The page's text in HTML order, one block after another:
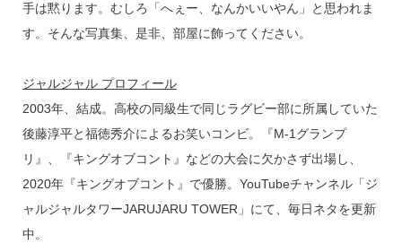
手は黙ります。むしろ「へぇー、なんかいいやん」と思われま
す。そんな写真集、是非、部屋に飾ってください。
ジャルジャル プロフィール
2003年、結成。高校の同級生で同じラグビー部に所属していた
後藤淳平と福徳秀介によるお笑いコンビ。『M-1グランプ
リ』、『キングオブコント』などの大会に欠かさず出場し、
2020年『キングオブコント』で優勝。YouTubeチャンネル「ジ
ャルジャルタワーJARUJARU TOWER」にて、毎日ネタを更新
中。